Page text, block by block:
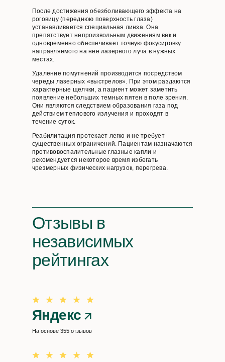
После достижения обезболивающего эффекта на
роговицу (переднюю поверхность глаза)
устанавливается специальная линза. Она
препятствует непроизвольным движениям век и
одновременно обеспечивает точную фокусировку
направляемого на нее лазерного луча в нужных
местах.
Удаление помутнений производится посредством
череды лазерных «выстрелов». При этом раздаются
характерные щелчки, а пациент может заметить
появление небольших темных пятен в поле зрения.
Они являются следствием образования газа под
действием теплового излучения и проходят в
течение суток.
Реабилитация протекает легко и не требует
существенных ограничений. Пациентам назначаются
противовоспалительные глазные капли и
рекомендуется некоторое время избегать
чрезмерных физических нагрузок, перегрева.
Отзывы в
независимых
рейтингах
Яндекс
На основе 355 отзывов